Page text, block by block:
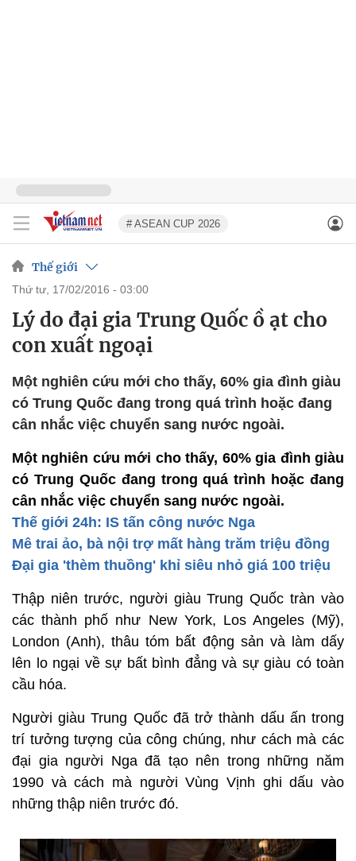
# ASEAN CUP 2026
Thế giới
thứ tư, 17/02/2016 - 03:00
Lý do đại gia Trung Quốc ồ ạt cho
con xuất ngoại
Một nghiên cứu mới cho thấy, 60% gia đình giàu
có Trung Quốc đang trong quá trình hoặc đang
cân nhắc việc chuyển sang nước ngoài.
Một nghiên cứu mới cho thấy, 60% gia đình giàu
có Trung Quốc đang trong quá trình hoặc đang
cân nhắc việc chuyển sang nước ngoài.
Thế giới 24h: IS tấn công nước Nga
Mê trai ảo, bà nội trợ mất hàng trăm triệu đồng
Đại gia 'thèm thuồng' khỉ siêu nhỏ giá 100 triệu
Thập niên trước, người giàu Trung Quốc tràn vào
các thành phố như New York, Los Angeles (Mỹ),
London (Anh), thâu tóm bất động sản và làm dấy
lên lo ngại về sự bất bình đẳng và sự giàu có toàn
cầu hóa.
Người giàu Trung Quốc đã trở thành dấu ấn trong
trí tưởng tượng của công chúng, như cách mà các
đại gia người Nga đã tạo nên trong những năm
1990 và cách mà người Vùng Vịnh ghi dấu vào
những thập niên trước đó.